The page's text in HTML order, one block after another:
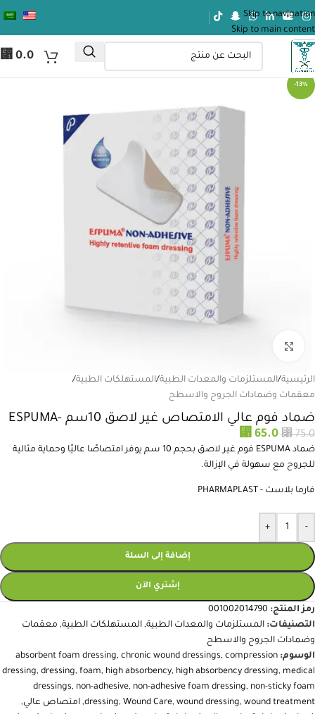
Skip to navigation
Skip to main content
⃁0.0
-13%
الرئيسية/المستلزمات والمعدات الطبية/المستهلكات الطبية/
معقمات وضمادات الجروح والاسطح
ضماد فوم عالي الامتصاص غير لاصق 10سم -ESPUMA
⃁75.0
⃁ 65.0
ضماد ESPUMA فوم غير لاصق بحجم 10 سم يوفر امتصاصًا عاليًا وحماية مثالية
للجروح مع سهولة في الإزالة.
فارما بلاست - PHARMAPLAST
-
+
إضافة إلى السلة
إشتري الآن
رمز المنتج: 001002014790
التصنيفات: المستلزمات والمعدات الطبية, المستهلكات الطبية, معقمات
وضمادات الجروح والاسطح
الوسوم:
absorbent foam dressing, chronic wound dressings, compression
dressing, dressing, foam, high absorbency, high absorbency dressing, medical
dressings, non-adhesive, non-adhesive foam dressing, non-sticky foam
dressing, Wound Care, wound dressing, wound treatment
, امتصاص عالي,